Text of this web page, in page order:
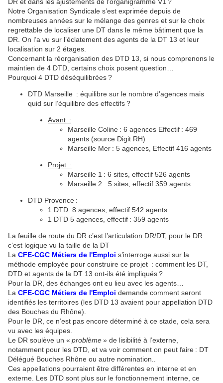
Notre Organisation Syndicale s’est exprimée depuis de
nombreuses années sur le mélange des genres et sur le choix
regrettable de localiser une DT dans le même bâtiment que la
DR. On l’a vu sur l’éclatement des agents de la DT 13 et leur
localisation sur 2 étages.
Concernant la réorganisation des DTD 13, si nous comprenons le
maintien de 4 DTD, certains choix posent question…
Pourquoi 4 DTD déséquilibrées ?
DTD Marseille : équilibre sur le nombre d’agences mais
quid sur l’équilibre des effectifs ?
Avant :
Marseille Coline : 6 agences Effectif : 469
agents (source Digit RH)
Marseille Mer : 5 agences, Effectif 416 agents
Projet :
Marseille 1 : 6 sites, effectif 526 agents
Marseille 2 : 5 sites, effectif 359 agents
DTD Provence :
1 DTD 8 agences, effectif 542 agents
1 DTD 5 agences, effectif : 359 agents
La feuille de route du DR c’est l’articulation DR/DT, pour le DR
c’est logique vu la taille de la DT
La CFE-CGC Métiers de l'Emploi s’interroge aussi sur la
méthode employée pour construire ce projet : comment les DT,
DTD et agents de la DT 13 ont-ils été impliqués ?
Pour la DR, des échanges ont eu lieu avec les agents…
La CFE-CGC Métiers de l'Emploi demande comment seront
identifiés les territoires (les DTD 13 avaient pour appellation DTD
des Bouches du Rhône).
Pour le DR, ce n’est pas encore déterminé à ce stade, cela sera
vu avec les équipes.
Le DR soulève un « problème» de lisibilité à l’externe,
notamment pour les DTD, et va voir comment on peut faire : DT
Délégué Bouches Rhône ou autre nomination..
Ces appellations pourraient être différentes en interne et en
externe. Les DTD sont plus sur le fonctionnement interne, ce